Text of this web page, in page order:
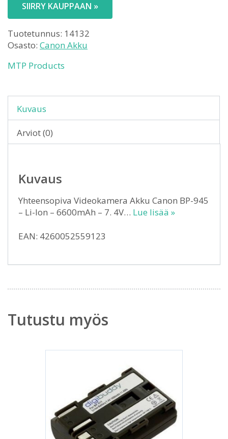
SIIRRY KAUPPAAN »
Tuotetunnus: 14132
Osasto: Canon Akku
MTP Products
Kuvaus
Arviot (0)
Kuvaus
Yhteensopiva Videokamera Akku Canon BP-945
– Li-Ion – 6600mAh – 7. 4V… Lue lisää »
EAN: 4260052559123
Tutustu myös